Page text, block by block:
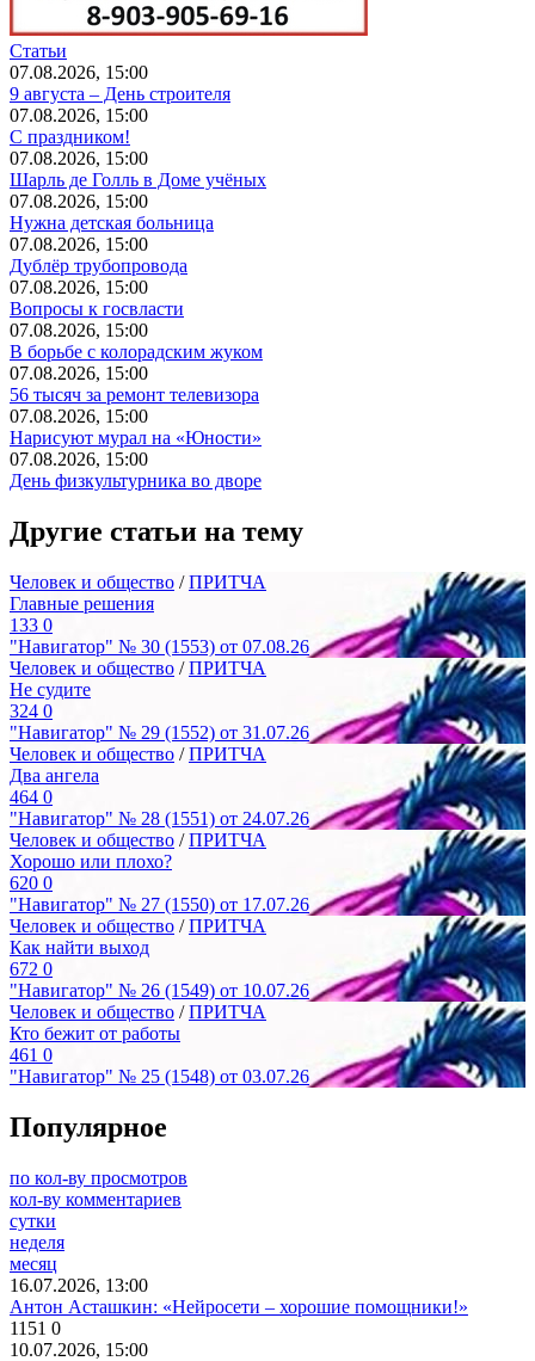
Статьи
07.08.2026, 15:00
9 августа – День строителя
07.08.2026, 15:00
С праздником!
07.08.2026, 15:00
Шарль де Голль в Доме учёных
07.08.2026, 15:00
Нужна детская больница
07.08.2026, 15:00
Дублёр трубопровода
07.08.2026, 15:00
Вопросы к госвласти
07.08.2026, 15:00
В борьбе с колорадским жуком
07.08.2026, 15:00
56 тысяч за ремонт телевизора
07.08.2026, 15:00
Нарисуют мурал на «Юности»
07.08.2026, 15:00
День физкультурника во дворе
Другие статьи на тему
Человек и общество /ПРИТЧА
Главные решения
133 0
"Навигатор" № 30 (1553) от 07.08.26
Человек и общество /ПРИТЧА
Не судите
324 0
"Навигатор" № 29 (1552) от 31.07.26
Человек и общество /ПРИТЧА
Два ангела
464 0
"Навигатор" № 28 (1551) от 24.07.26
Человек и общество /ПРИТЧА
Хорошо или плохо?
620 0
"Навигатор" № 27 (1550) от 17.07.26
Человек и общество /ПРИТЧА
Как найти выход
672 0
"Навигатор" № 26 (1549) от 10.07.26
Человек и общество /ПРИТЧА
Кто бежит от работы
461 0
"Навигатор" № 25 (1548) от 03.07.26
Популярное
по кол-ву просмотров
кол-ву комментариев
сутки
неделя
месяц
16.07.2026, 13:00
Антон Асташкин: «Нейросети – хорошие помощники!»
1151 0
10.07.2026, 15:00